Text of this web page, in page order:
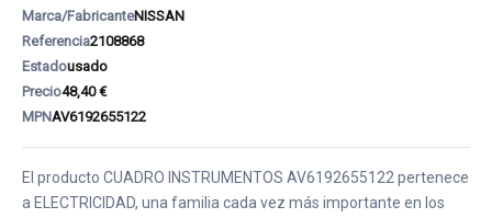
Marca/FabricanteNISSAN
Referencia2108868
Estadousado
Precio48,40 €
MPNAV6192655122
El producto CUADRO INSTRUMENTOS AV6192655122 pertenece
a ELECTRICIDAD, una familia cada vez más importante en los